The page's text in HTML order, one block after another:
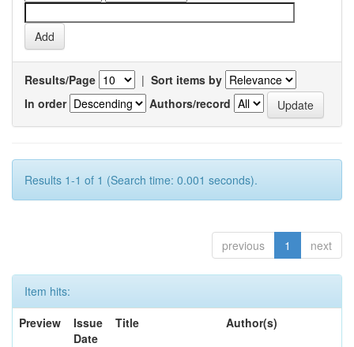
Results/Page | Sort items by
In order
Authors/record
Results 1-1 of 1 (Search time: 0.001 seconds).
previous 1 next
Item hits:
Preview
Issue
Date
Title Author(s)